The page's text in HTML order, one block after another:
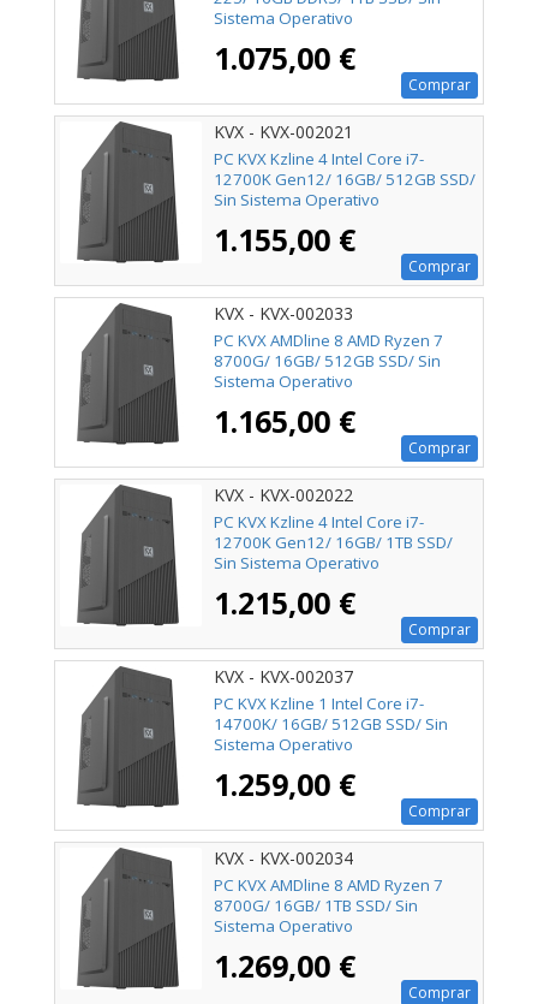
Sistema Operativo
1.075,00 €
Comprar
KVX - KVX-002021
PC KVX Kzline 4 Intel Core i7-
12700K Gen12/ 16GB/ 512GB SSD/
Sin Sistema Operativo
1.155,00 €
Comprar
KVX - KVX-002033
PC KVX AMDline 8 AMD Ryzen 7
8700G/ 16GB/ 512GB SSD/ Sin
Sistema Operativo
1.165,00 €
Comprar
KVX - KVX-002022
PC KVX Kzline 4 Intel Core i7-
12700K Gen12/ 16GB/ 1TB SSD/
Sin Sistema Operativo
1.215,00 €
Comprar
KVX - KVX-002037
PC KVX Kzline 1 Intel Core i7-
14700K/ 16GB/ 512GB SSD/ Sin
Sistema Operativo
1.259,00 €
Comprar
KVX - KVX-002034
PC KVX AMDline 8 AMD Ryzen 7
8700G/ 16GB/ 1TB SSD/ Sin
Sistema Operativo
1.269,00 €
Comprar